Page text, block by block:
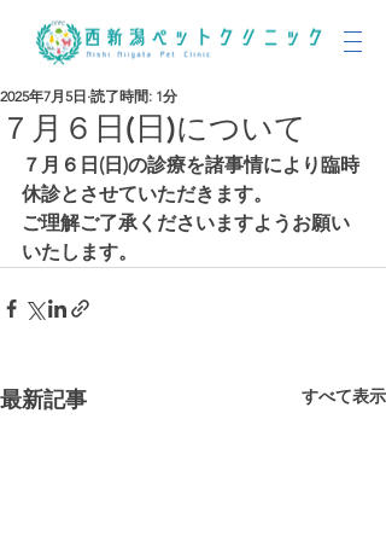
７月６日(日)について
2025年7月5日 読了時間: 1分
７月６日(日)の診療を諸事情により臨時
休診とさせていただきます。
ご理解ご了承くださいますようお願い
いたします。
最新記事 すべて表示